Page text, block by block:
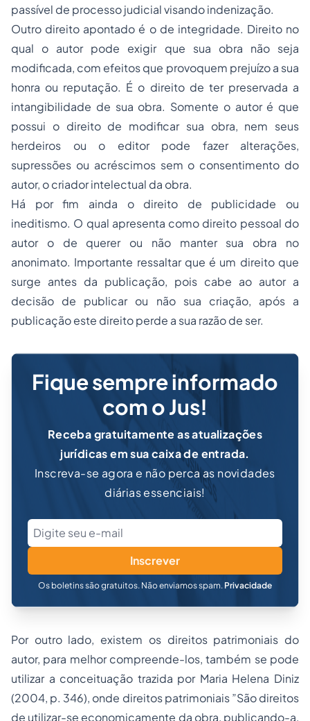
passível de processojudicial visando indenização.
Outro direito apontado é o de integridade. Direito no
qual o autor pode exigir que sua obra não seja
modificada, com efeitos que provoquem prejuízo a sua
honra ou reputação. É o direito de ter preservada a
intangibilidade de sua obra. Somente o autor é que
possui o direito de modificar sua obra, nem seus
herdeiros ou o editor pode fazer alterações,
supressões ou acréscimos sem o consentimento do
autor, o criador intelectual da obra.
Há por fim ainda o direito de publicidade ou
ineditismo. O qual apresenta como direito pessoal do
autor o de querer ou não manter sua obra no
anonimato. Importante ressaltar que é um direito que
surge antes da publicação, pois cabe ao autor a
decisão de publicar ou não sua criação, após a
publicação este direito perde a sua razão de ser.
Fique sempre informado
com o Jus!
Receba gratuitamente as atualizações
jurídicas em sua caixa de entrada.
Inscreva-se agora e não perca as novidades
diárias essenciais!
Inscrever
Os boletins são gratuitos. Não enviamos spam. Privacidade
Por outro lado, existem os direitos patrimoniais do
autor, para melhor compreende-los, também se pode
utilizar a conceituação trazida por Maria Helena Diniz
(2004, p. 346), onde direitos patrimoniais ”São direitos
de utilizar-se economicamente da obra, publicando-a,